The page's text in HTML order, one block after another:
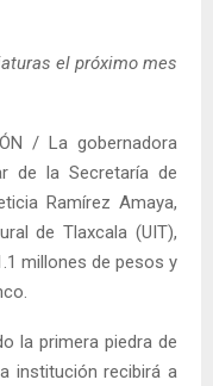
el próximo mes
/ La gobernadora
de la Secretaría de
Ramírez Amaya,
de Tlaxcala (UIT),
millones de pesos y
la primera piedra de
institución recibirá a